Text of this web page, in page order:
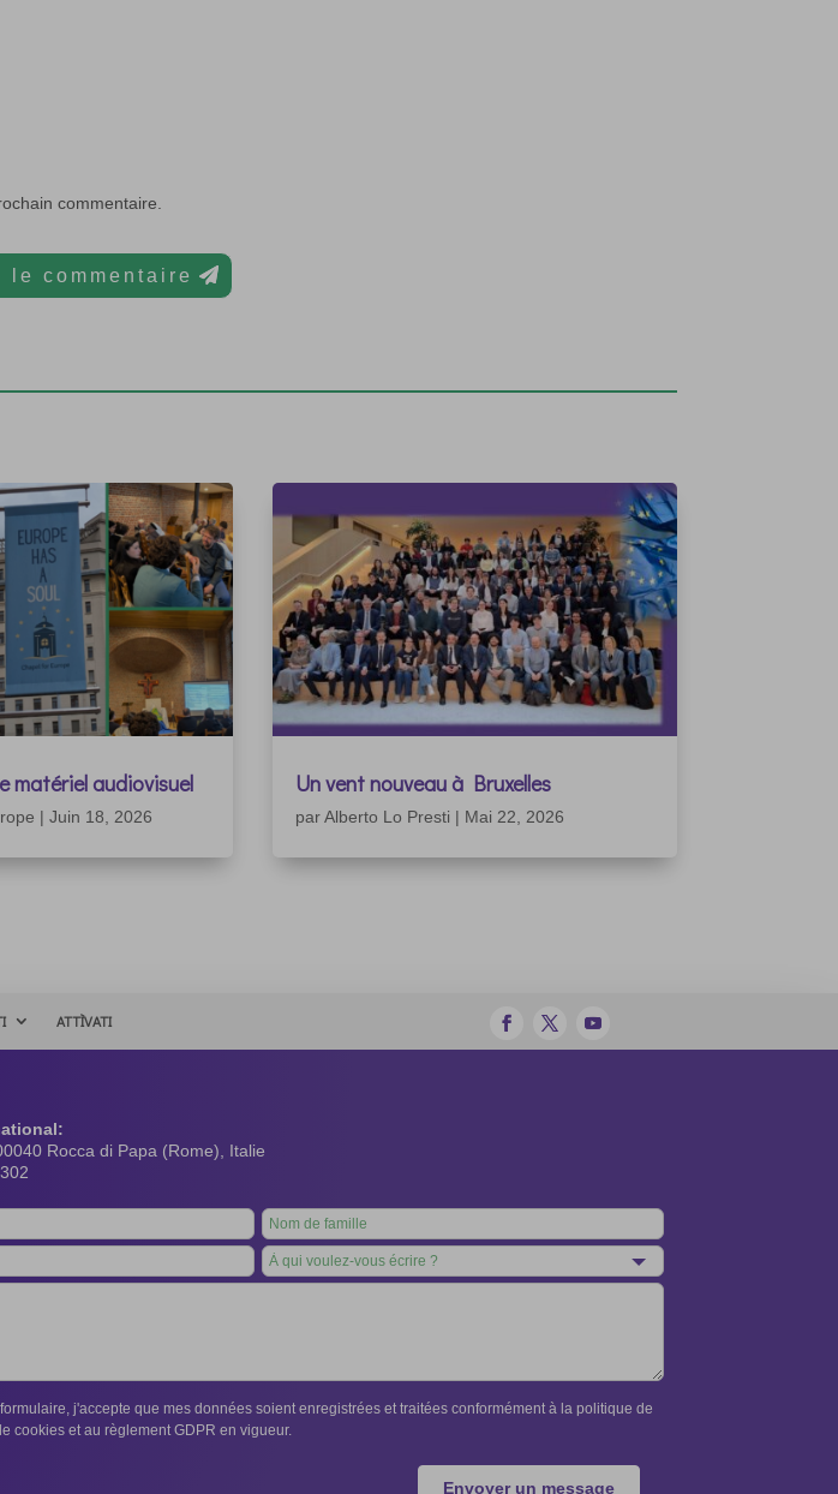
commentaire.
le commentaire
matériel audiovisuel
| Juin 18, 2026
Un vent nouveau à Bruxelles
parAlberto Lo Presti | Mai 22, 2026
ATTÌVATI
Rocca di Papa (Rome), Italie
j'accepte que mes données soient enregistrées et traitées conformément à la politique de
cookies et au règlement GDPR en vigueur.
Envoyer un message